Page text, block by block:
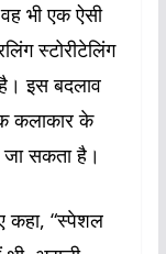
भी एक ऐसी
स्टोरीटेलिंग
इस बदलाव
कलाकार के
सकता है।
कहा, “स्पेशल